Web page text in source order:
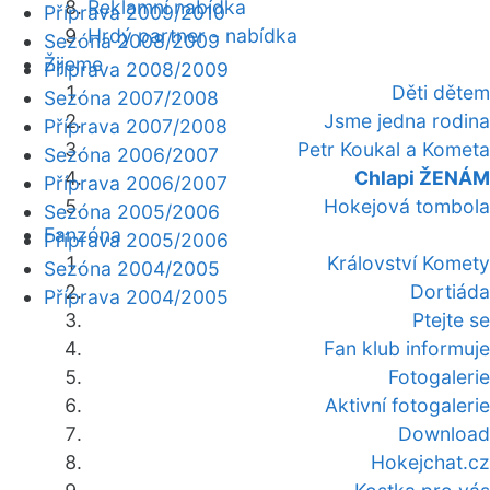
Reklamní nabídka
Hrdý partner - nabídka
Žijeme
Děti dětem
Jsme jedna rodina
Petr Koukal a Kometa
Chlapi ŽENÁM
Hokejová tombola
Fanzóna
Království Komety
Dortiáda
Ptejte se
Fan klub informuje
Fotogalerie
Aktivní fotogalerie
Download
Hokejchat.cz
Příprava 2009/2010
Sezóna 2008/2009
Příprava 2008/2009
Sezóna 2007/2008
Příprava 2007/2008
Sezóna 2006/2007
Příprava 2006/2007
Sezóna 2005/2006
Příprava 2005/2006
Sezóna 2004/2005
Příprava 2004/2005